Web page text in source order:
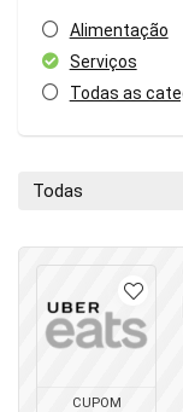
Alimentação
Serviços
Todas as
Todas
CUPOM